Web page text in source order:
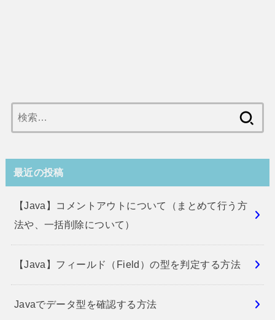
索:
最近の投稿
【Java】コメントアウトについて（まとめて行う方
法や、一括削除について）
【Java】フィールド（Field）の型を判定する方法
Javaでデータ型を確認する方法